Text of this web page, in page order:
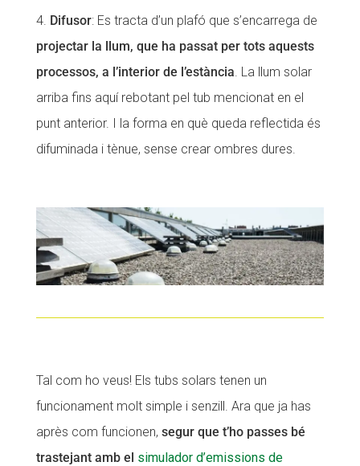
Difusor: Es tracta d’un plafó que s’encarrega de
projectar la llum, que ha passat per tots aquests
processos, a l’interior de l’estància. La llum solar
arriba fins aquí rebotant pel tub mencionat en el
punt anterior. I la forma en què queda reflectida és
difuminada i tènue, sense crear ombres dures.
Tal com ho veus! Els tubs solars tenen un
funcionament molt simple i senzill. Ara que ja has
après com funcionen, segur que t’ho passes bé
trastejant amb el simulador d’emissions de